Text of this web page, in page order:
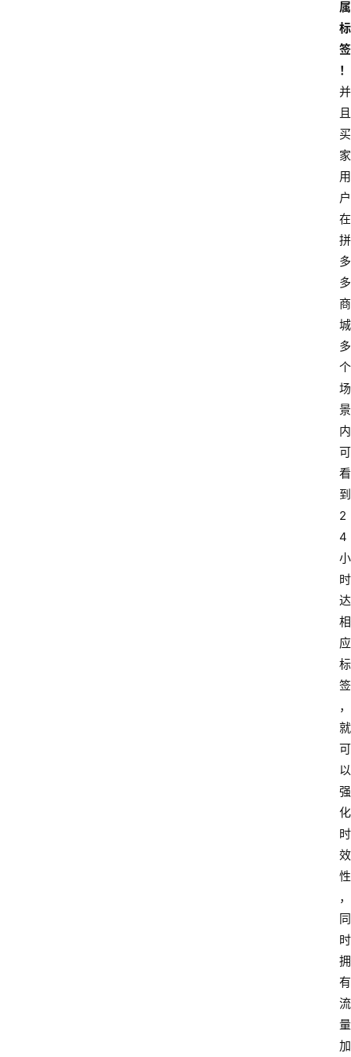
属
标
签
！
并
且
买
家
用
户
在
拼
多
多
商
城
多
个
场
景
内
可
看
到
2
4
小
时
达
相
应
标
签
，
就
可
以
强
化
时
效
性
，
同
时
拥
有
流
量
加